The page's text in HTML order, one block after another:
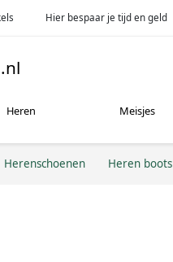
Hier bespaar je tijd en geld
Heren Meisjes
Herenschoenen Heren boots